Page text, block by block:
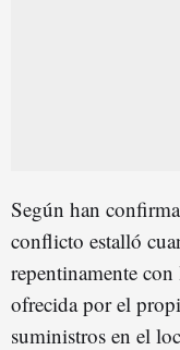
Según han
conflicto estalló
repentinamente
ofrecida por el
suministros en el